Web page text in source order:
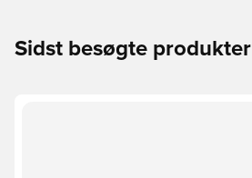
Sidst besøgte produkter